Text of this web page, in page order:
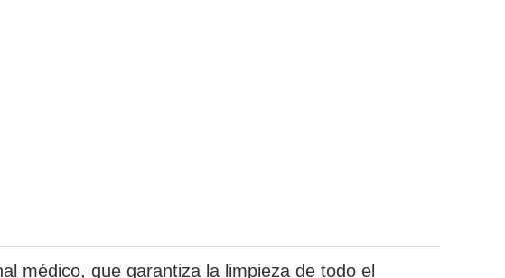
médico, que garantiza la limpieza de todo el